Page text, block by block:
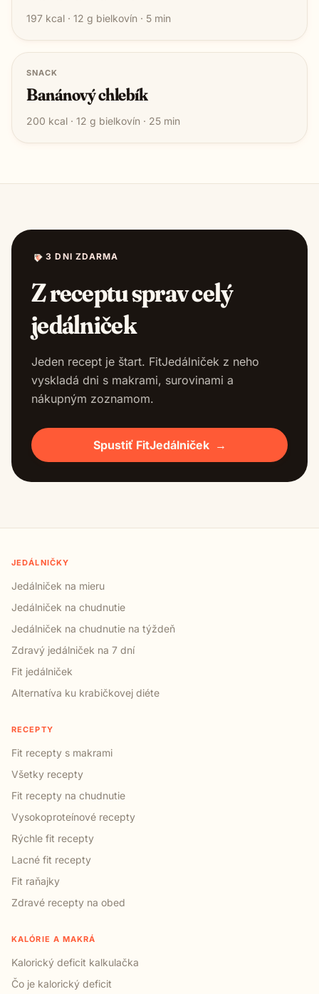
197 kcal · 12 g bielkovín · 5 min
SNACK
Banánový chlebík
200 kcal · 12 g bielkovín · 25 min
3 DNI ZDARMA
Z receptu sprav celý
jedálniček
Jeden recept je štart. FitJedálniček z neho
vyskladá dni s makrami, surovinami a
nákupným zoznamom.
Spustiť FitJedálniček →
JEDÁLNIČKY
Jedálniček na mieru
Jedálniček na chudnutie
Jedálniček na chudnutie na týždeň
Zdravý jedálniček na 7 dní
Fit jedálniček
Alternatíva ku krabičkovej diéte
RECEPTY
Fit recepty s makrami
Všetky recepty
Fit recepty na chudnutie
Vysokoproteínové recepty
Rýchle fit recepty
Lacné fit recepty
Fit raňajky
Zdravé recepty na obed
KALÓRIE A MAKRÁ
Kalorický deficit kalkulačka
Čo je kalorický deficit